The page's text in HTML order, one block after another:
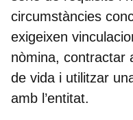
circumstàncies
exigeixen
nòmina, contractar
de vida i utilitzar
amb l’entitat.